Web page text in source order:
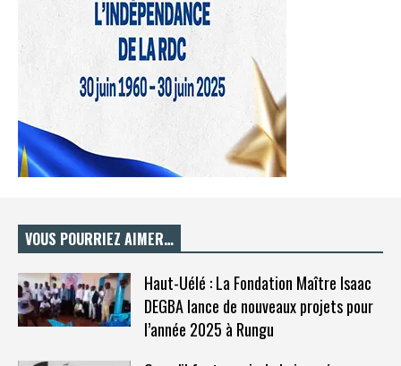
VOUS POURRIEZ AIMER…
Haut-Uélé : La Fondation Maître Isaac
DEGBA lance de nouveaux projets pour
l’année 2025 à Rungu